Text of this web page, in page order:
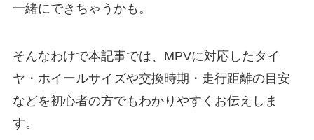
一緒にできちゃうかも。
そんなわけで本記事では、 MPVに対応したタイ
ヤ・ホイールサイズや交換時期・走行距離の目安
などを初心者の方でもわかりやすくお伝えしま
す。